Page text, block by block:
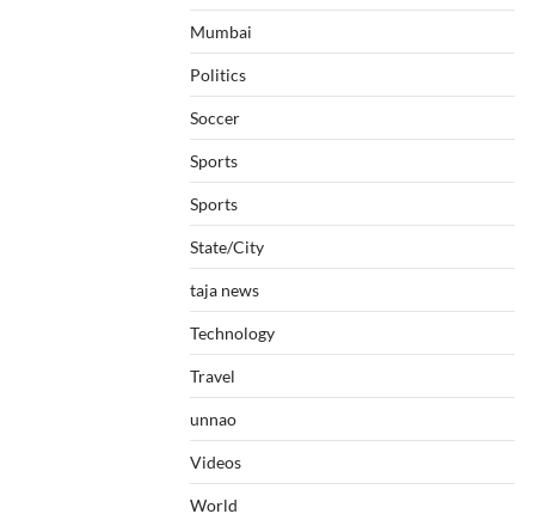
Mumbai
Politics
Soccer
Sports
Sports
State/City
taja news
Technology
Travel
unnao
Videos
World